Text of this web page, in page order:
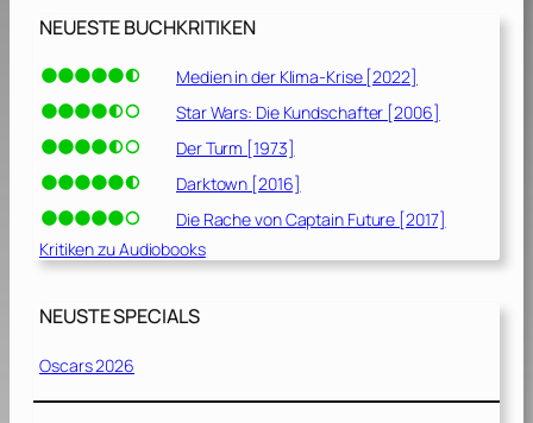
NEUESTE BUCHKRITIKEN
Medien in der Klima-Krise [2022]
Star Wars: Die Kundschafter [2006]
Der Turm [1973]
Darktown [2016]
Die Rache von Captain Future [2017]
Kritiken zu Audiobooks
NEUSTE SPECIALS
Oscars 2026